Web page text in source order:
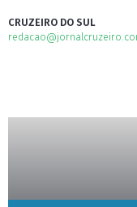
CRUZEIRO DO SUL